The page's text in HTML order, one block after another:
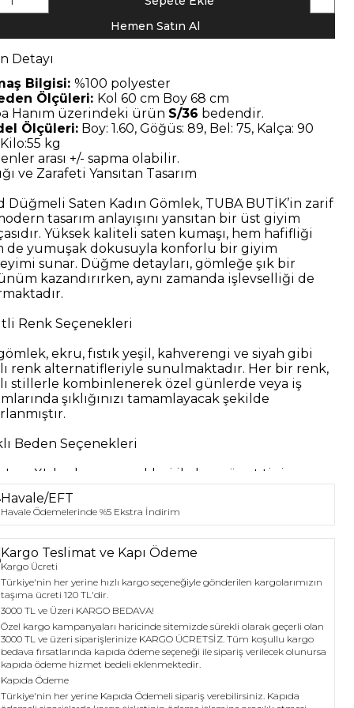
Hemen Satın Al
Detayı
Bilgisi:%100 polyester
Ölçüleri: Kol 60 cm Boy 68 cm
Hanım üzerindeki ürün S/36 bedendir.
Ölçüleri: Boy: 1.60, Göğüs: 89, Bel: 75, Kalça: 90
kg
arası +/- sapma olabilir.
ve Zarafeti Yansıtan Tasarım
Düğmeli Saten Kadın Gömlek, TUBA BUTİK’in zarif
tasarım anlayışını yansıtan bir üst giyim
Yüksek kaliteli saten kumaşı, hem hafifliği
de yumuşak dokusuyla konforlu bir giyim
sunar. Düğme detayları, gömleğe şık bir
kazandırırken, aynı zamanda işlevselliği de
Renk Seçenekleri
ekru, fıstık yeşil, kahverengi ve siyah gibi
renk alternatifleriyle sunulmaktadır. Her bir renk,
stillerle kombinlenerek özel günlerde veya iş
şıklığınızı tamamlayacak şekilde
Beden Seçenekleri
L ve XL beden seçenekleri ile her vücut tipine
bir fit sunar. Bu sayede, kullanıcılar kendilerine
bedeni seçerek rahat bir giyim deneyimi
Yönlü Kullanım
Düğmeli Saten Kadın Gömlek, hem günlük hem
günlerde tercih edilebilecek çok yönlü bir
İş toplantılarında, davetlerde veya sosyal
şıklığınızı ön plana çıkaracak bir seçenek
öne çıkmaktadır.
Havale/EFT
Havale Ödemelerinde %5 Ekstra İndirim
Kargo Teslimat ve Kapı Ödeme
Kargo Ücreti
Türkiye'nin her yerine hızlı kargo seçeneğiyle gönderilen kargolarımızın
taşıma ücreti 120 TL'dir.
3000 TL ve Üzeri KARGO BEDAVA!
Özel kargo kampanyaları haricinde sitemizde sürekli olarak geçerli olan
3000 TL ve üzeri siparişlerinize KARGO ÜCRETSİZ. Tüm koşullu kargo
bedava fırsatlarında kapıda ödeme seçeneği ile sipariş verilecek olunursa
kapıda ödeme hizmet bedeli eklenmektedir.
Kapıda Ödeme
Türkiye'nin her yerine Kapıda Ödemeli sipariş verebilirsiniz. Kapıda